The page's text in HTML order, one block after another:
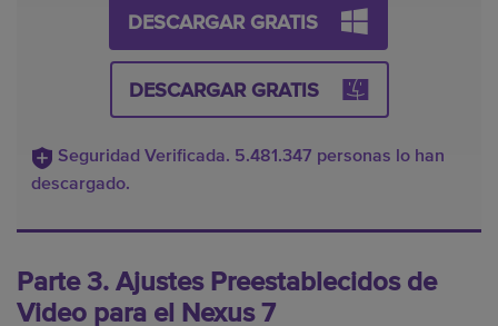
DESCARGAR GRATIS
DESCARGAR GRATIS
Seguridad Verificada. 5.481.347 personas lo han
descargado.
Parte 3. Ajustes Preestablecidos de
Video para el Nexus 7